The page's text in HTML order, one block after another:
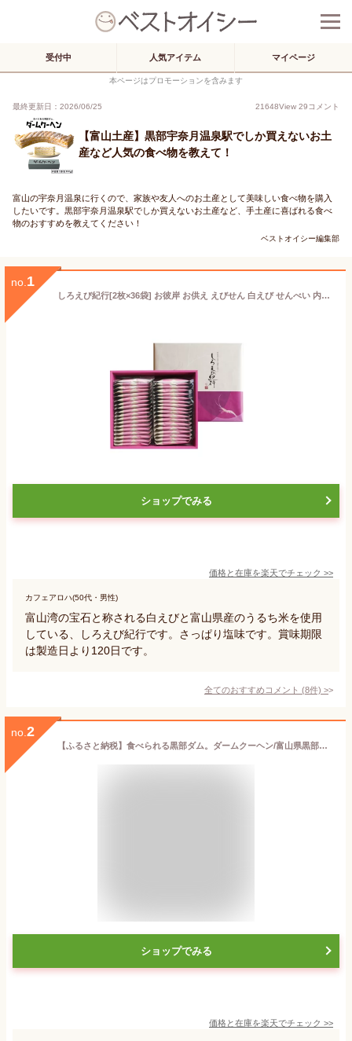
受付中 人気アイテム マイページ
本ページはプロモーションを含みます
最終更新日：2026/06/25 21648View 29コメント
【富山土産】黒部宇奈月温泉駅でしか買えないお土
産など人気の食べ物を教えて！
富山の宇奈月温泉に行くので、家族や友人へのお土産として美味しい食べ物を購入
したいです。黒部宇奈月温泉駅でしか買えないお土産など、手土産に喜ばれる食べ
物のおすすめを教えてください！
ベストオイシー編集部
no. 1
しろえび紀行[2枚×36袋] お彼岸 お供え えびせん 白えび せんべい 内祝 御礼 慶事 仏事 お盆 中元 歳暮 年賀 敬老の日 長寿祝い 個包装 薄焼き お菓子 ばらまき 手土産 ギフト 白エビ シロエビ 父の日【のし掛け無料】
ショップでみる
価格と在庫を楽天でチェック >>
カフェアロハ(50代・男性)
富山湾の宝石と称される白えびと富山県産のうるち米を使用
している、しろえび紀行です。さっぱり塩味です。賞味期限
は製造日より120日です。
全てのおすすめコメント (8件) >
no. 2
【ふるさと納税】食べられる黒部ダム。ダームクーヘン/富山県黒部市 昌栄堂/お菓子 スイーツ 観光スポット バームクーヘン 黒部宇奈月キャニオンルート 黒部峡谷 立山黒部アルペンルート 焼菓子 洋菓子 おやつ ティータイム
ショップでみる
価格と在庫を楽天でチェック >>